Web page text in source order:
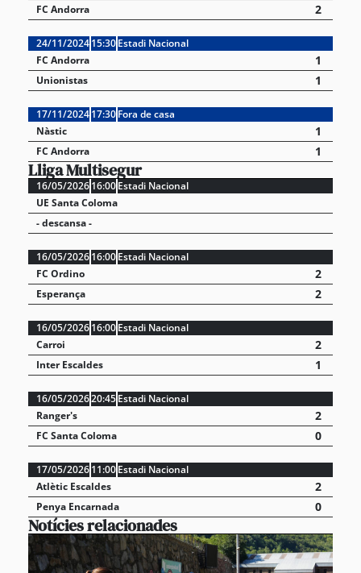
FC Andorra 2
24/11/202415:30Estadi Nacional
FC Andorra
1
Unionistas 1
17/11/202417:30Fora de casa
Nàstic
1
FC Andorra 1
Lliga Multisegur
16/05/202616:00Estadi Nacional
UE Santa Coloma
- descansa -
16/05/202616:00Estadi Nacional
FC Ordino
2
Esperança 2
16/05/202616:00Estadi Nacional
Carroi
2
Inter Escaldes 1
16/05/202620:45Estadi Nacional
Ranger's
2
FC Santa Coloma 0
17/05/202611:00Estadi Nacional
Atlètic Escaldes
2
Penya Encarnada 0
Notícies relacionades